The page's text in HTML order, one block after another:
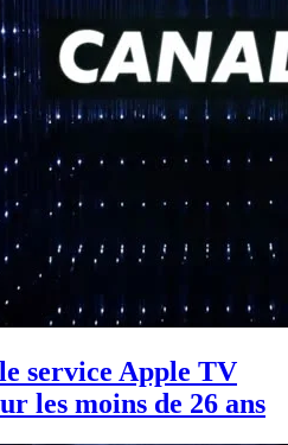
service Apple TV
les moins de 26 ans